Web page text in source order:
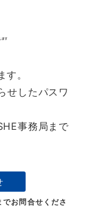
。
せしたパスワ
事務局まで
お問合せくださ